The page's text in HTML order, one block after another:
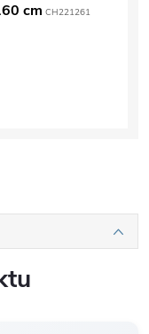
cm CH221261